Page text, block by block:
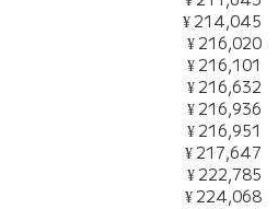
¥ 214,045
¥ 216,020
¥ 216,101
¥ 216,632
¥ 216,936
¥ 216,951
¥ 217,647
¥ 222,785
¥ 224,068